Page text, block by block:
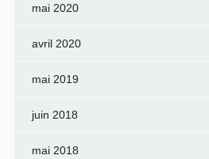
mai 2020
avril 2020
mai 2019
juin 2018
mai 2018